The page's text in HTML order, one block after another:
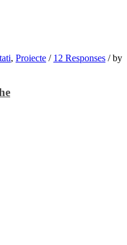
, Proiecte / 12 Responses /by